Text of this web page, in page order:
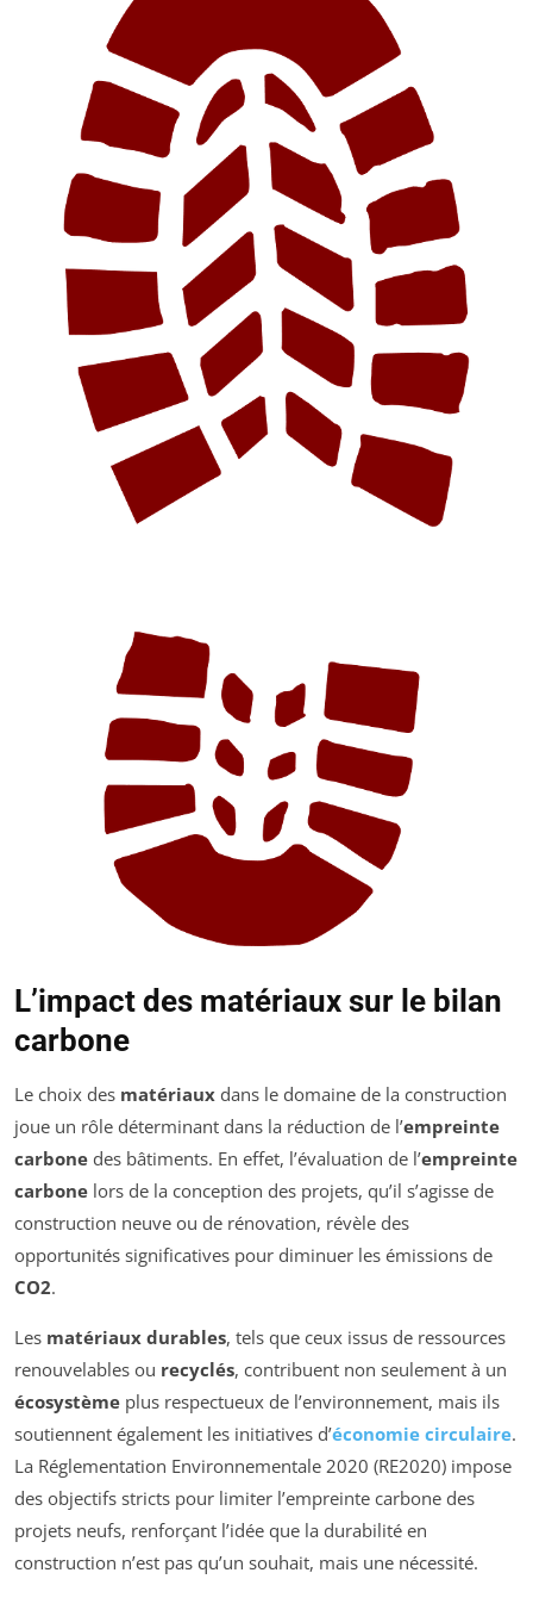
L’impact des matériaux sur le bilan
carbone
Le choix des matériaux dans le domaine de la construction
joue un rôle déterminant dans la réduction de l’empreinte
carbone des bâtiments. En effet, l’évaluation de l’empreinte
carbone lors de la conception des projets, qu’il s’agisse de
construction neuve ou de rénovation, révèle des
opportunités significatives pour diminuer les émissions de
CO2.
Les matériaux durables, tels que ceux issus de ressources
renouvelables ou recyclés, contribuent non seulement à un
écosystème plus respectueux de l’environnement, mais ils
soutiennent également les initiatives d’économie circulaire.
La Réglementation Environnementale 2020 (RE2020) impose
des objectifs stricts pour limiter l’empreinte carbone des
projets neufs, renforçant l’idée que la durabilité en
construction n’est pas qu’un souhait, mais une nécessité.